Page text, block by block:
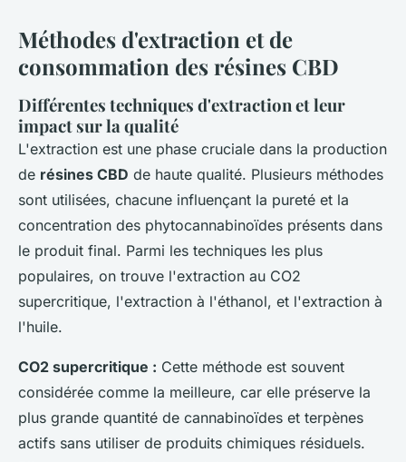
Méthodes d'extraction et de
consommation des résines CBD
Différentes techniques d'extraction et leur
impact sur la qualité
L'extraction est une phase cruciale dans la production
de résines CBD de haute qualité. Plusieurs méthodes
sont utilisées, chacune influençant la pureté et la
concentration des phytocannabinoïdes présents dans
le produit final. Parmi les techniques les plus
populaires, on trouve l'extraction au CO2
supercritique, l'extraction à l'éthanol, et l'extraction à
l'huile.
CO2 supercritique : Cette méthode est souvent
considérée comme la meilleure, car elle préserve la
plus grande quantité de cannabinoïdes et terpènes
actifs sans utiliser de produits chimiques résiduels.